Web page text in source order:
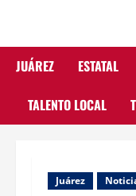
JUÁREZ ESTATAL
TALENTO LOCAL
Juárez